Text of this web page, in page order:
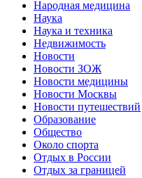
Народная медицина
Наука
Наука и техника
Недвижимость
Новости
Новости ЗОЖ
Новости медицины
Новости Москвы
Новости путешествий
Образование
Общество
Около спорта
Отдых в России
Отдых за границей